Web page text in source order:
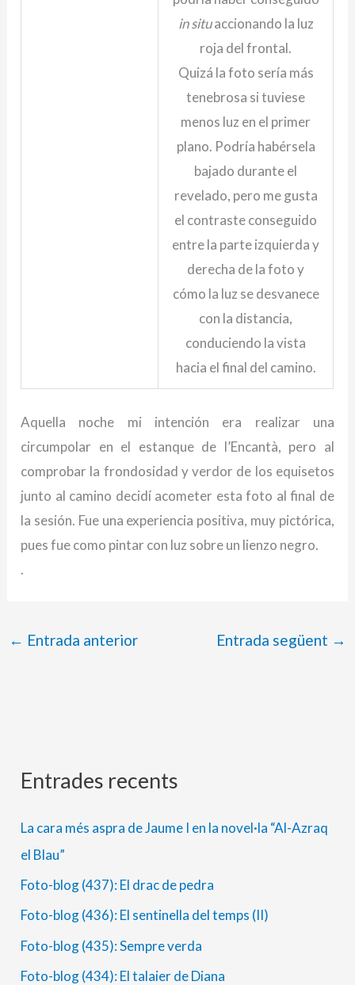
in situaccionando la luz
roja del frontal.
Quizá la foto sería más
tenebrosa si tuviese
menos luz en el primer
plano. Podría habérsela
bajado durante el
revelado, pero me gusta
el contraste conseguido
entre la parte izquierda y
derecha de la foto y
cómo la luz se desvanece
con la distancia,
conduciendo la vista
hacia el final del camino.
Aquella noche mi intención era realizar una
circumpolar en el estanque de l’Encantà, pero al
comprobar la frondosidad y verdor de los equisetos
junto al camino decidí acometer esta foto al final de
la sesión. Fue una experiencia positiva, muy pictórica,
pues fue como pintar con luz sobre un lienzo negro.
.
← Entrada anterior Entrada següent →
Entrades recents
La cara més aspra de Jaume I en la novel·la “Al-Azraq
el Blau”
Foto-blog (437): El drac de pedra
Foto-blog (436): El sentinella del temps (II)
Foto-blog (435): Sempre verda
Foto-blog (434): El talaier de Diana
A
x
i
u
s
C
t
e
g
o
r
i